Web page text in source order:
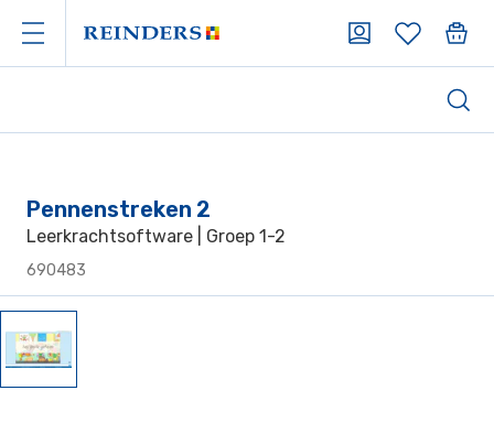
Pennenstreken 2
Leerkrachtsoftware | Groep 1-2
690483